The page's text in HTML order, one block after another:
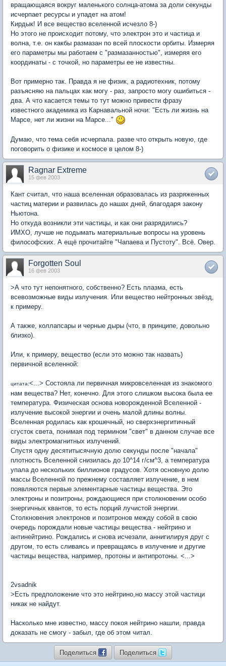
вращающаяся вокруг маленького солнца-атома за доли секунды
исчерпает ресурсы и упадет на атом!
Кирдык! И все вещество вселенной исчезло 8-)
Но этого не происходит потому, что электрон это и частица и
волна, т.е. он какбы размазан по всей плоскости орбиты. Измеряя
его параметры мы работаем с "размазанностью", измеряя его
координаты - с точкой, но параметры ее не известны.
Вот примерно так. Правда я не физик, а радиотехник, потому
разъясняю на пальцах как могу - раз, запросто могу ошибиться -
два. А что касается темы то тут можно привести фразу
известного академика из Карнавальной ночи: "Есть ли жизнь на
Марсе, нет ли жизни на Марсе..."
Думаю, что тема себя исчерпала. разве что открыть новую, где
поговорить о физике и космосе в целом 8-)
Ragnar Extreme
15 фев 2003
Кант считал, что наша вселенная образовалась из разряженных
частиц материи и развилась до нашах дней, благодаря закону
Ньютона.
Но откуда возникли эти частицы, и как они разрядились?
ИМХО, лучше не подымать материальные вопросы на уровень
философских. А ещё прочитайте "Чапаева и Пустоту". Всё. Овер.
Forgotten Soul
16 фев 2003
>А что тут непонятного, собственно? Есть плазма, есть
всевозможные виды излучения. Или вещество нейтронных звёзд,
к примеру.
А также, коллапсары и черные дыры (что, в принципе, довольно
близко).
Или, к примеру, вещество (если это можно так назвать)
первичной вселенной:
цитата:<...> Состояла ли первичная микровселенная из знакомого
нам вещества? Нет, конечно. Для этого слишком высока была ее
температура. Физическая основа новорожденной Вселенной -
излучение высокой энергии и очень малой длины волны.
Вселенная родилась как крошечный, но сверхэнергитичный
сгусток света, понимая под термином "свет" в данном случае все
виды электромагнитных излучений.
Спустя одну десятитысячную долю секунды после "начала"
плотность Вселенной снизилась до 10^14 г/см^3, а температура
упала до нескольких биллионов градусов. Хотя основную долю
массы Вселенной по прежнему составляет излучение, в нем
появляются первые элементарные частицы вещества. Это
электроны и позитроны, рождающиеся при столкновении особо
энергичных квантов, то есть порций лучистой энергии.
Столкновения электронов и позитронов между собой в свою
очередь порождали новые частицы вещества - нейтрино и
антинейтрино. Рождались и снова исчезали, аннигилируя друг с
другом, то есть сливаясь и превращаясь в излучение и другие
частицы вещества, например, протоны и антипротоны. <...>
2vsadnik
>Есть предположение что это нейтрино,но массу этой частици
никак не найдут.
Насколько мне известно, массу покоя нейтрино нашли, правда
доказать не смогу - забыл, где об этом читал.
Поделиться Поделиться